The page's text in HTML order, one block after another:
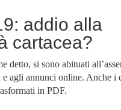
addio alla
cartacea?
detto, si sono abituati
e agli annunci online. Anche i
in PDF.